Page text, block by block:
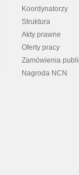
Koordynatorzy
Struktura
Akty prawne
Oferty pracy
Zamówienia
Nagroda NCN